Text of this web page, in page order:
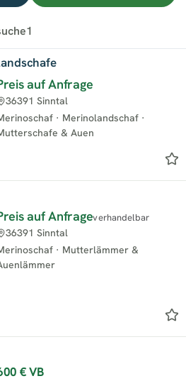
1
auf Anfrage
· Merinolandschaf ·
& Auen
36391 Sinntal
auf Anfrageverhandelbar
· Mutterlämmer &
36391 Sinntal
€VB